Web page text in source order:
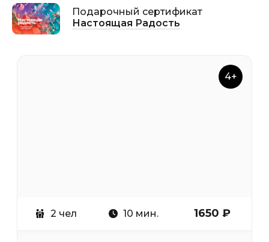
Подарочный сертификат
Настоящая Радость
4+
2 чел 10 мин. 1650 ₽